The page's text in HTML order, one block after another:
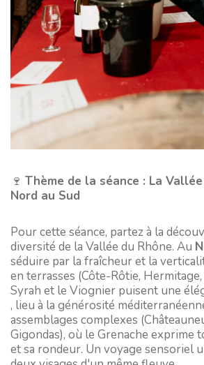
🍷 Thème de la séance : La
Nord au Sud
Pour cette séance, partez à la
diversité de la Vallée du Rhône. Au
séduire par la fraîcheur et la
en terrasses (Côte-Rôtie,
Syrah et le Viognier puisent une
, lieu à la générosité
assemblages complexes
Gigondas), où le Grenache exprime
et sa rondeur. Un voyage sensoriel